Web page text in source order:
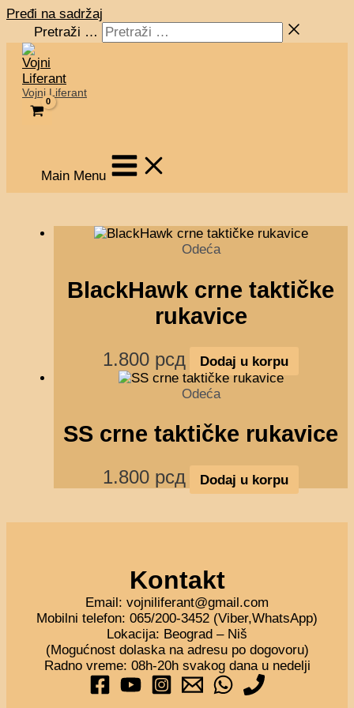
Pređi na sadržaj
Pretraži …
Vojni Liferant
Main Menu
Odeća
BlackHawk crne taktičke
rukavice
1.800 рсд Dodaj u korpu
Odeća
SS crne taktičke rukavice
1.800 рсд Dodaj u korpu
Kontakt
Email: vojniliferant@gmail.com
Mobilni telefon: 065/200-3452 (Viber,WhatsApp)
Lokacija: Beograd – Niš
(Mogućnost dolaska na adresu po dogovoru)
Radno vreme: 08h-20h svakog dana u nedelji